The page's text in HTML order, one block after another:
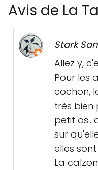
Avis de La
Stark
Allez y,
Pour les
cochon,
très bien
petit os..
sur
elles
La